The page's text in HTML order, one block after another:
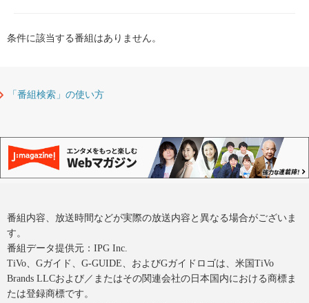
条件に該当する番組はありません。
「番組検索」の使い方
番組内容、放送時間などが実際の放送内容と異なる場合がございま
す。
番組データ提供元：IPG Inc.
TiVo、Gガイド、G-GUIDE、およびGガイドロゴは、米国TiVo
Brands LLCおよび／またはその関連会社の日本国内における商標ま
たは登録商標です。